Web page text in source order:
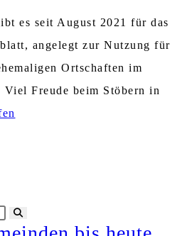
es seit August 2021 für das
angelegt zur Nutzung für
Ortschaften im
Freude beim Stöbern in
starten